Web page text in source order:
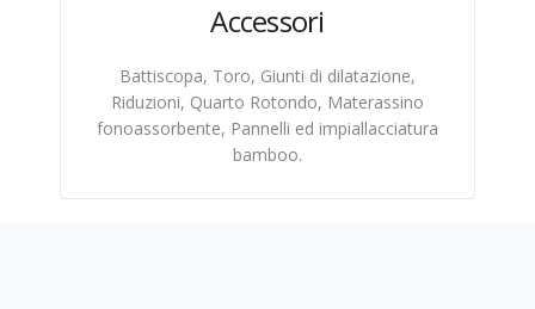
Accessori
Battiscopa, Toro, Giunti di dilatazione,
Riduzioni, Quarto Rotondo, Materassino
fonoassorbente, Pannelli ed impiallacciatura
bamboo.